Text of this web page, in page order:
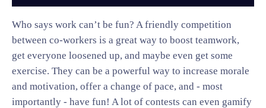
Who says work can’t be fun? A friendly competition
between co-workers is a great way to boost teamwork,
get everyone loosened up, and maybe even get some
exercise. They can be a powerful way to increase morale
and motivation, offer a change of pace, and - most
importantly - have fun! A lot of contests can even gamify